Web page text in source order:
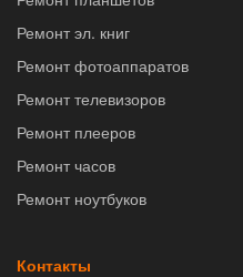
Ремонт эл. книг
Ремонт фотоаппаратов
Ремонт телевизоров
Ремонт плееров
Ремонт часов
Ремонт ноутбуков
Контакты